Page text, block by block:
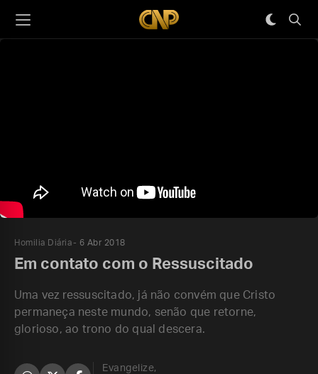
Homilia Diária 6 Abr 2018
Em contato com o Ressuscitado
Uma vez ressuscitado, já não convém que Cristo
permaneça neste mundo, senão que retorne,
glorioso, ao trono do qual descera.
Evangelize,